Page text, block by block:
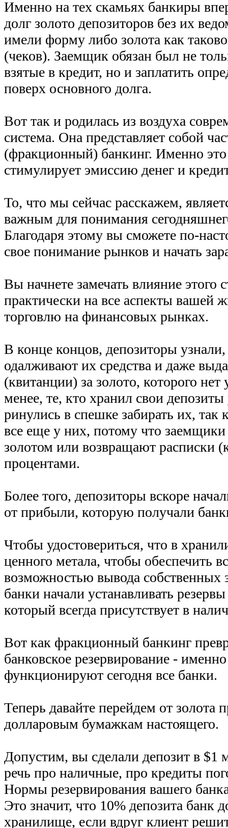
Именно на тех скамьях банкиры
долг золото депозиторов без их
имели форму либо золота как
(чеков). Заемщик обязан был не
взятые в кредит, но и заплатить
поверх основного долга.
Вот так и родилась из воздуха
система. Она представляет собой
(фракционный) банкинг. Именно
стимулирует эмиссию денег и
То, что мы сейчас расскажем,
важным для понимания
Благодаря этому вы сможете по-
свое понимание рынков и начать
Вы начнете замечать влияние этого
практически на все аспекты вашей
торговлю на финансовых рынках.
В конце концов, депозиторы
одалживают их средства и даже
(квитанции) за золото, которого
менее, те, кто хранил свои
ринулись в спешке забирать их, так
все еще у них, потому что
золотом или возвращают расписки
процентами.
Более того, депозиторы вскоре
от прибыли, которую получали
Чтобы удостовериться, что в
ценного метала, чтобы обеспечить
возможностью вывода собственных
банки начали устанавливать
который всегда присутствует в
Вот как фракционный банкинг
банковское резервирование -
функционируют сегодня все банки.
Теперь давайте перейдем от золота
долларовым бумажкам настоящего.
Допустим, вы сделали депозит в $1
речь про наличные, про кредиты
Нормы резервирования вашего
Это значит, что 10% депозита банк
хранилище, если вдруг клиент